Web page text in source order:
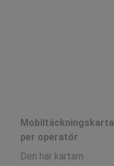
Mobiltäckningskarta
per operatör
Den här kartarn